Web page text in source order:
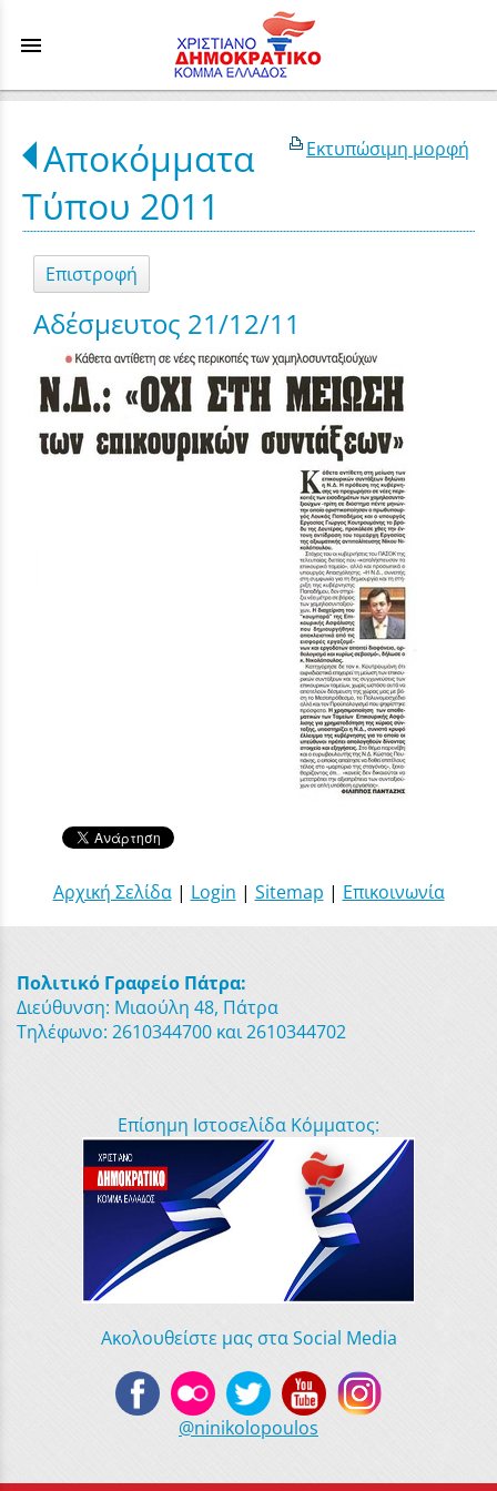
menu
Εκτυπώσιμη μορφή
Αποκόμματα
Τύπου 2011
Επιστροφή
Αδέσμευτος 21/12/11
Αρχική Σελίδα| Login | Sitemap | Επικοινωνία
Πολιτικό Γραφείο Πάτρα:
Διεύθυνση: Μιαούλη 48, Πάτρα
Τηλέφωνο: 2610344700 και 2610344702
Επίσημη Ιστοσελίδα Κόμματος:
Ακολουθείστε μας στα Social Media
@ninikolopoulos